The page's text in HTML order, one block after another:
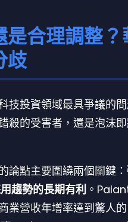
是合理調整？
歧
技投資領域最具爭議的
殺的受害者，還是泡沫
論點主要圍繞兩個關鍵：
趨勢的長期有利 。
業營收年增率達到驚人的